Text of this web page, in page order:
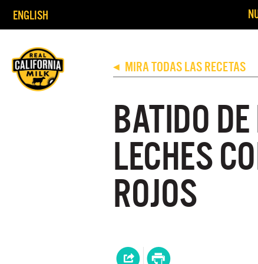
ENGLISH
◀ MIRA TODAS LAS RECETAS
BATIDO
LECHES
ROJOS